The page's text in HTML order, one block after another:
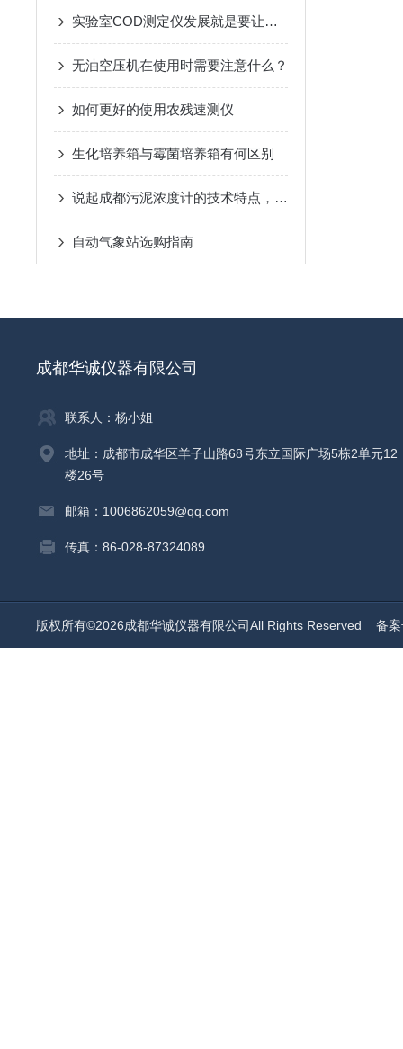
实验室COD测定仪发展就是要让市场得到满意
无油空压机在使用时需要注意什么？
如何更好的使用农残速测仪
生化培养箱与霉菌培养箱有何区别
说起成都污泥浓度计的技术特点，你有什么看法呢？
自动气象站选购指南
成都华诚仪器有限公司
联系人：杨小姐
地址：成都市成华区羊子山路68号东立国际广场5栋2单元12
楼26号
邮箱：1006862059@qq.com
传真：86-028-87324089
版权所有©2026成都华诚仪器有限公司All Rights Reserved 备